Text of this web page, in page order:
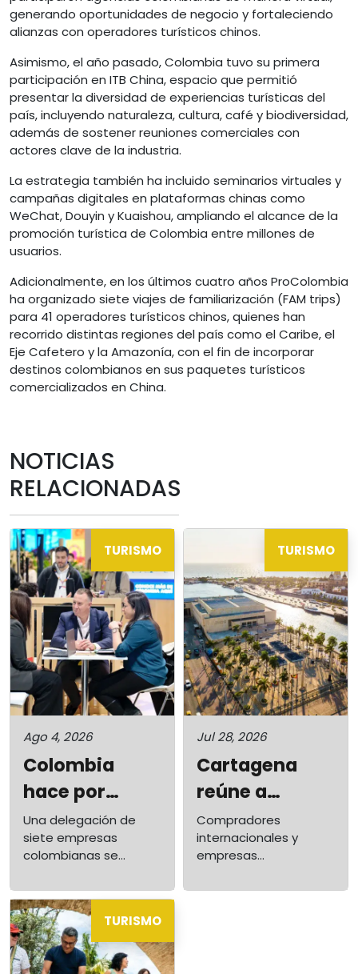
generando oportunidades de negocio y fortaleciendo
alianzas con operadores turísticos chinos.
Asimismo, el año pasado, Colombia tuvo su primera
participación en ITB China, espacio que permitió
presentar la diversidad de experiencias turísticas del
país, incluyendo naturaleza, cultura, café y biodiversidad,
además de sostener reuniones comerciales con
actores clave de la industria.
La estrategia también ha incluido seminarios virtuales y
campañas digitales en plataformas chinas como
WeChat, Douyin y Kuaishou, ampliando el alcance de la
promoción turística de Colombia entre millones de
usuarios.
Adicionalmente, en los últimos cuatro años ProColombia
ha organizado siete viajes de familiarización (FAM trips)
para 41 operadores turísticos chinos, quienes han
recorrido distintas regiones del país como el Caribe, el
Eje Cafetero y la Amazonía, con el fin de incorporar
destinos colombianos en sus paquetes turísticos
comercializados en China.
NOTICIAS
RELACIONADAS
TURISMO
Ago 4, 2026
Colombia
hace por
primera vez
una misión
turismo en
Australia
Una delegación de
siete empresas
colombianas se
con los principales
mayoristas de turismo
de Sídney, Melbourne y
Brisbane.
TURISMO
Jul 28, 2026
Cartagena
reúne a
empresas de
10 países para
impulsar
negocios en
Compradores
internacionales y
empresas
cita este 28 de julio en
TURISMO